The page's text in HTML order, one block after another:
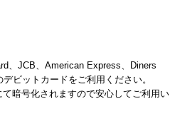
、JCB、American Express、Diners
ビットカードをご利用ください。
暗号化されますので安心してご利用い